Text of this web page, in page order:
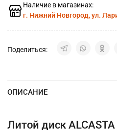
Наличие в магазинах:
г. Нижний Новгород, ул.
Поделиться:
ОПИСАНИЕ
Литой диск